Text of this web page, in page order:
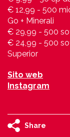
€ 12,99 - 500
Go + Minerali
€ 29,99 - 500
€ 24,99 - 500
Superior
Sito web
Instagram
Share